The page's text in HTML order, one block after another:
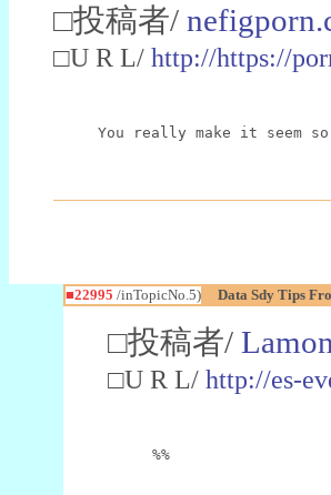
□投稿者/
□U R L/ http://https://
You really make it seem
■22995 /inTopicNo.5) Data Sdy Tips
□投稿者/
□U R L/ http://es-
%%